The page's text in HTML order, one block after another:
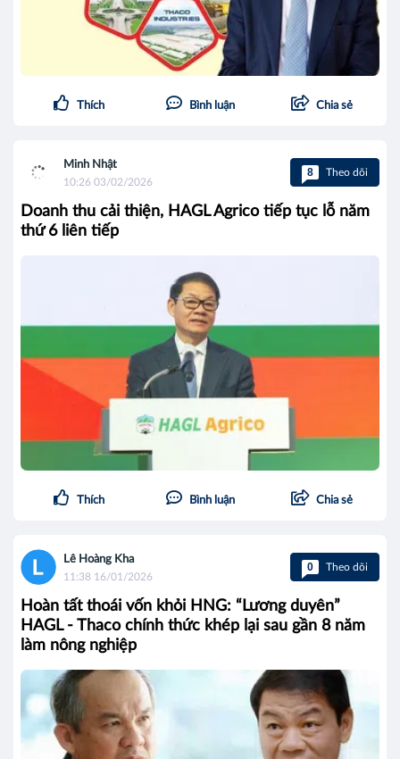
Thích Bình luận Chia sẻ
Minh Nhật
10:26 03/02/2026
8 Theo dõi
Doanh thu cải thiện, HAGL Agrico tiếp tục lỗ năm
thứ 6 liên tiếp
Thích Bình luận Chia sẻ
Lê Hoàng Kha
11:38 16/01/2026
0 Theo dõi
Hoàn tất thoái vốn khỏi HNG: “Lương duyên”
HAGL - Thaco chính thức khép lại sau gần 8 năm
làm nông nghiệp